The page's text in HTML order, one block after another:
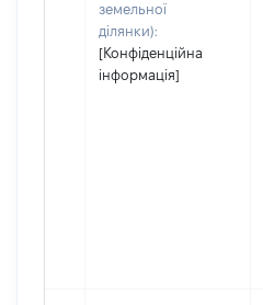
земельної
ділянки):
[Конфіденційна
інформація]